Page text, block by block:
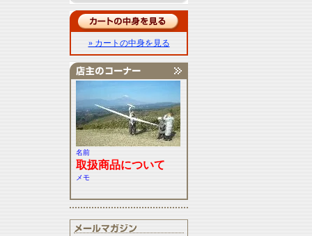
» カートの中身を見る
名前
取扱商品について
メモ